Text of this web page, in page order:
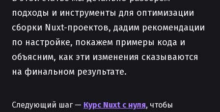
подходы и инструменты для оптимизации
сборки Nuxt-проектов, дадим рекомендации
по настройке, покажем примеры кода и
объясним, как эти изменения сказываются
на финальном результате.
Следующий шаг — Курс Nuxt с нуля, чтобы